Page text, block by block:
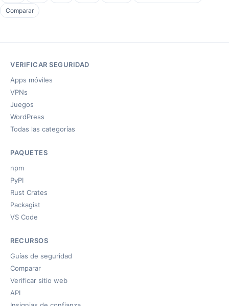
Comparar
VERIFICAR SEGURIDAD
Apps móviles
VPNs
Juegos
WordPress
Todas las categorías
PAQUETES
npm
PyPI
Rust Crates
Packagist
VS Code
RECURSOS
Guías de seguridad
Comparar
Verificar sitio web
API